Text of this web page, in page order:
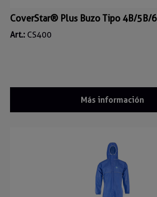
CoverStar® Plus Buzo Tipo 4B/5B/
Art.: CS400
Más información